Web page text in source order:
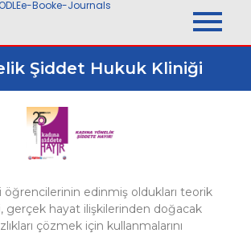
e-Booke-Journals
Şiddet Hukuk Kliniği
edinmiş oldukları teorik
gerçek hayat ilişkilerinden doğacak
çözmek için kullanmalarını